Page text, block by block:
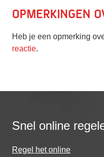
Opmerkingen
Heb je een opmerking
reactie.
Snel online
Regel het online